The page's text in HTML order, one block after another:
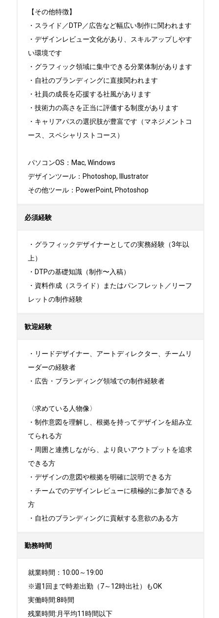
【その他特徴】
・スライド／DTP／広告など幅広い制作に関われます
・デザインレビュー文化があり、スキルアップしやす
い環境です
・グラフィック領域に集中できる分業体制があります
・自社のブランディングに直接関われます
・社員の成長を応援する社風があります
・技術力の高さを正当に評価する制度があります
・キャリアパスの選択肢が豊富です（マネジメントコ
ース、スペシャリストコース）
パソコンOS：Mac, Windows
デザインツール：Photoshop, Illustrator
その他ツール：PowerPoint, Photoshop
必須経験
・グラフィックデザイナーとしての実務経験（3年以
上）
・DTPの基礎知識（制作〜入稿）
・資料作成（スライド）またはパンフレット／リーフ
レットの制作経験
歓迎経験
・リードデザイナー、アートディレクター、チームリ
ーダーの経験者
・広告・ブランディング領域での制作経験者
〈求めている人物像〉
・制作意図を理解し、根拠を持ってデザインを組み立
てられる方
・周囲と連携しながら、より良いアウトプットを追求
できる方
・デザインの意図や根拠を明確に説明できる方
・チームでのデザインレビューに積極的に参加できる
方
・自社のブランディングに貢献する意欲のある方
勤務時間
就業時間：10:00～19:00
※週1回まで時差出勤（7～12時出社）もOK
実働時間:8時間
残業時間:月平均11時間以下